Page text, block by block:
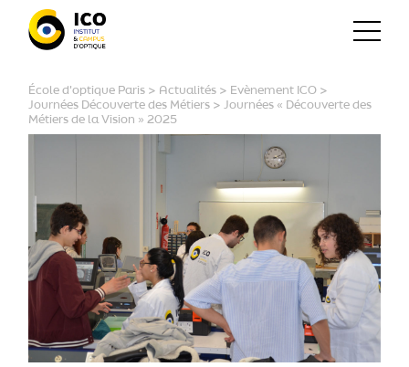
École d'optique Paris > Actualités > Evènement ICO >
Journées Découverte des Métiers >
Journées « Découverte des
Métiers de la Vision » 2025